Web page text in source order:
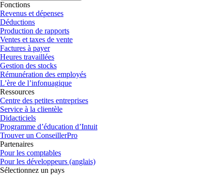
Fonctions
Revenus et dépenses
Déductions
Production de rapports
Ventes et taxes de vente
Factures à payer
Heures travaillées
Gestion des stocks
Rémunération des employés
L’ère de l’infonuagique
Ressources
Centre des petites entreprises
Service à la clientèle
Didacticiels
Programme d’éducation d’Intuit
Trouver un ConseillerPro
Partenaires
Pour les comptables
Pour les développeurs (anglais)
Sélectionnez un pays